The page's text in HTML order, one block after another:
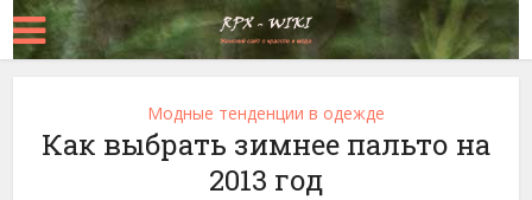
Модные тенденции в одежде
Как выбрать зимнее пальто на
2013 год